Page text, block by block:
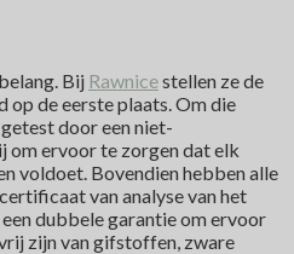
Bij Rawnicestellen ze de
de eerste plaats. Om die
door een niet-
ervoor te zorgen dat elk
voldoet. Bovendien hebben alle
van analyse van het
dubbele garantie om ervoor
zijn van gifstoffen, zware